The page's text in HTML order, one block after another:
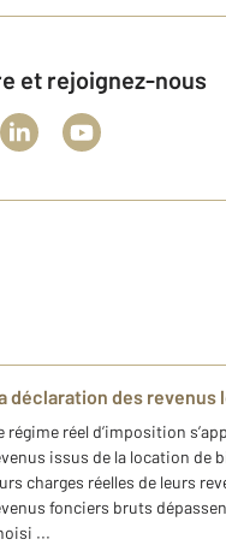
et rejoignez-nous
déclaration des revenus
régime réel d’imposition
issus de la location de
charges réelles de leurs
fonciers bruts
...